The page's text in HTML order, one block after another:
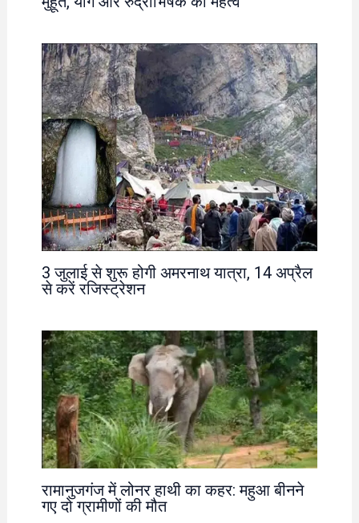
3 जुलाई से शुरू होगी अमरनाथ यात्रा, 14 अप्रैल
से करें रजिस्ट्रेशन
रामानुजगंज में लोनर हाथी का कहर: महुआ बीनने
गए दो ग्रामीणों की मौत